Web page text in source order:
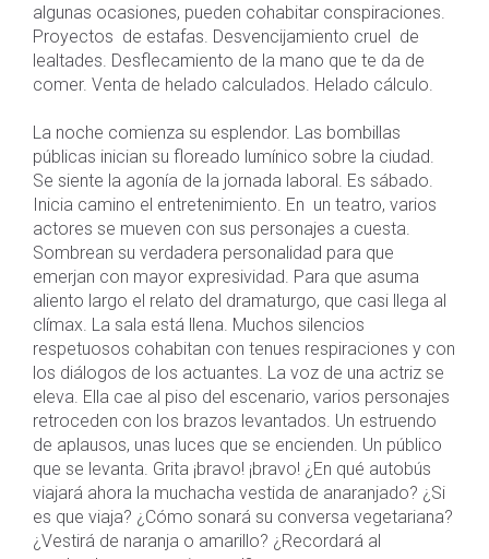
algunas ocasiones, pueden cohabitar conspiraciones.
Proyectos de estafas. Desvencijamiento cruel de
lealtades. Desflecamiento de la mano que te da de
comer. Venta de helado calculados. Helado cálculo.
La noche comienza su esplendor. Las bombillas
públicas inician su floreado lumínico sobre la ciudad.
Se siente la agonía de la jornada laboral. Es sábado.
Inicia camino el entretenimiento. En un teatro, varios
actores se mueven con sus personajes a cuesta.
Sombrean su verdadera personalidad para que
emerjan con mayor expresividad. Para que asuma
aliento largo el relato del dramaturgo, que casi llega al
clímax. La sala está llena. Muchos silencios
respetuosos cohabitan con tenues respiraciones y con
los diálogos de los actuantes. La voz de una actriz se
eleva. Ella cae al piso del escenario, varios personajes
retroceden con los brazos levantados. Un estruendo
de aplausos, unas luces que se encienden. Un público
que se levanta. Grita ¡bravo! ¡bravo! ¿En qué autobús
viajará ahora la muchacha vestida de anaranjado? ¿Si
es que viaja? ¿Cómo sonará su conversa vegetariana?
¿Vestirá de naranja o amarillo? ¿Recordará al